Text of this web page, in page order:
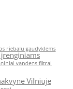
riebalu gaudyklems
vandens filtrai
Vilniuje